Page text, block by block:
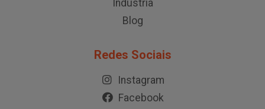
Indústria
Blog
Redes Sociais
Instagram
Facebook